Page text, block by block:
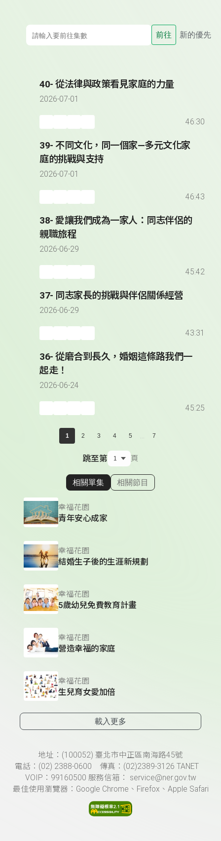
前往 新的優先
40- 從法律與政策看見家庭的力量
2026-07-01
46:30
39- 不同文化，同一個家—多元文化家
庭的挑戰與支持
2026-07-01
46:43
38- 愛讓我們成為一家人：同志伴侶的
親職旅程
2026-06-29
45:42
37- 同志家長的挑戰與伴侶關係經營
2026-06-29
43:31
36- 從磨合到長久，婚姻這條路我們一
起走！
2026-06-24
45:25
1 2 3 4 5 ... 7
跳至第 頁
顯示相關單集
相關單集 相關節目
幸福花園
青年安心成家
幸福花園
結婚生子後的生涯新規劃
幸福花園
5歲幼兒免費教育計畫
幸福花園
營造幸福的家庭
幸福花園
生兒育女愛加倍
載入更多
頁尾資訊地址：(100052) 臺北市中正區南海路45號
電話：(02) 2388-0600 傳真：(02)2389-3126 TANET
VOIP：99160500 服務信箱： service@ner.gov.tw
最佳使用瀏覽器：Google Chrome、Firefox、Apple Safari